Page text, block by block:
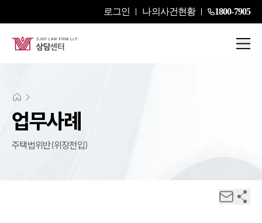
로그인 나의사건현황 1800-7905
업무사례
주택법위반(위장전입)